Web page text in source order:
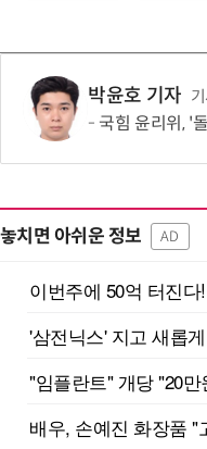
박윤호 기자
국힘 윤리위, '돌려차
놓치면 아쉬운 정보 AD